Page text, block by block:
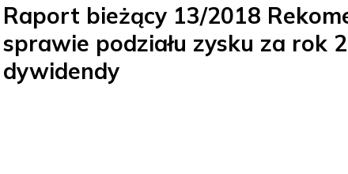
Raport bieżący 13/2018
sprawie podziału zysku za rok
dywidendy